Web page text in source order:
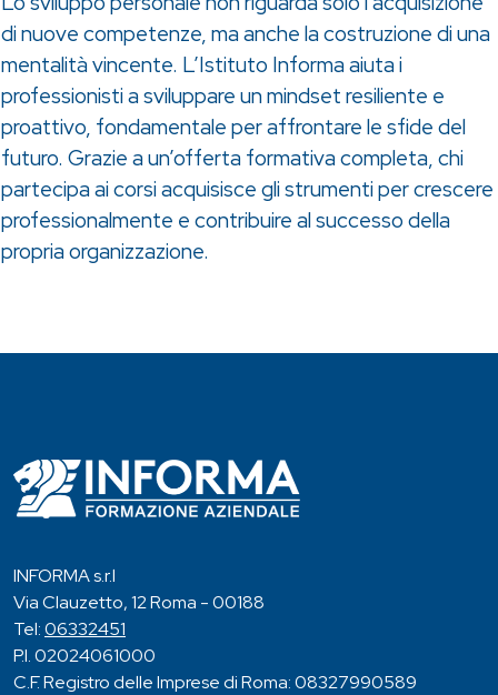
di nuove competenze, ma anche la costruzione di una
mentalità vincente. L’Istituto Informa aiuta i
professionisti a sviluppare un mindset resiliente e
proattivo, fondamentale per affrontare le sfide del
futuro. Grazie a un’offerta formativa completa, chi
partecipa ai corsi acquisisce gli strumenti per crescere
professionalmente e contribuire al successo della
propria organizzazione.
INFORMA s.r.l
Via Clauzetto, 12 Roma - 00188
Tel:06332451
P.I. 02024061000
C.F. Registro delle Imprese di Roma: 08327990589